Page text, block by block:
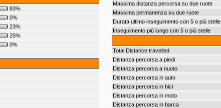
83%
0%
23%
25%
0%
Massima distanza percorsa su due ruote
Massima permanenza su due ruote
Durata ultimo inseguimento con 5 o più stelle
Inseguimento più lungo con 5 o più stelle
Total Distance travelled
Distanza percorsa a piedi
Distanza percorsa a nuoto
Distanza percorsa in auto
Distanza percorsa in bici
Distanza percorsa in moto
Distanza percorsa in barca